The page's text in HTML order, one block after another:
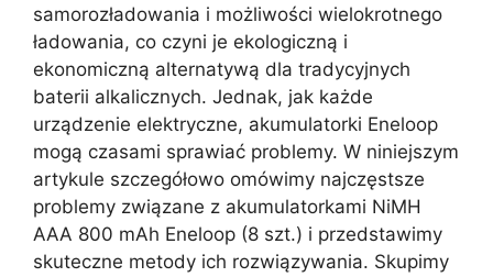
samorozładowania i możliwości wielokrotnego
ładowania, co czyni je ekologiczną i
ekonomiczną alternatywą dla tradycyjnych
baterii alkalicznych. Jednak, jak każde
urządzenie elektryczne, akumulatorki Eneloop
mogą czasami sprawiać problemy. W niniejszym
artykule szczegółowo omówimy najczęstsze
problemy związane z akumulatorkami NiMH
AAA 800 mAh Eneloop (8 szt.) i przedstawimy
skuteczne metody ich rozwiązywania. Skupimy